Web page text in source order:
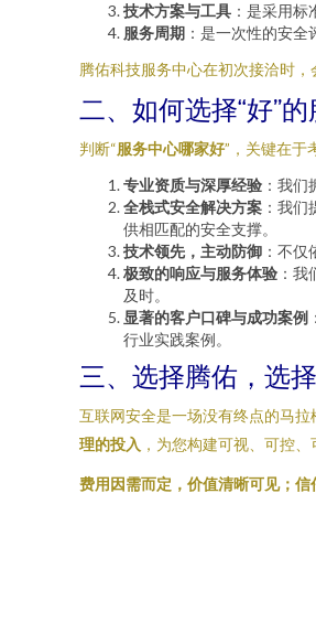
技术方案与工具 ：是采用
服务周期 ：是一次性的安
腾佑科技服务中心在初次接洽时
二、如何选择“好”
判断“服务中心哪家好”，关键在于
专业资质与深厚经验 ：我
全栈式安全解决方案 ：我们
供相匹配的安全支撑。
技术领先，主动防御 ：不
极致的响应与服务体验 ：
及时。
显著的客户口碑与成功案例
行业实践案例。
三、选择腾佑，选
互联网安全是一场没有终点的马
理的投入 ，为您构建可视、可控
费用因需而定，价值清晰可见；信